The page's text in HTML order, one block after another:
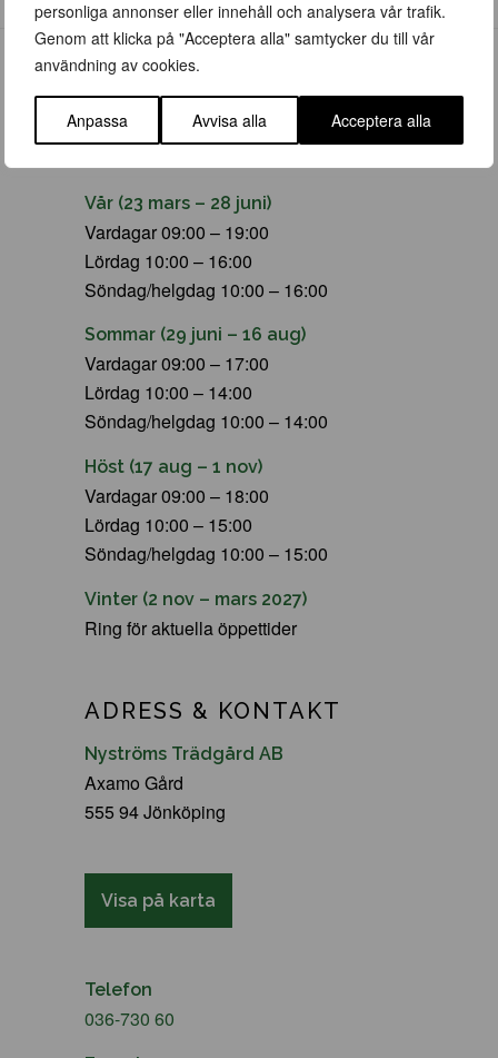
personliga annonser eller innehåll och analysera vår trafik.
Genom att klicka på "Acceptera alla" samtycker du till vår
användning av cookies.
Anpassa Avvisa alla Acceptera alla
Vår (23 mars – 28 juni)
Vardagar 09:00 – 19:00
Lördag 10:00 – 16:00
Söndag/helgdag 10:00 – 16:00
Sommar (29 juni – 16 aug)
Vardagar 09:00 – 17:00
Lördag 10:00 – 14:00
Söndag/helgdag 10:00 – 14:00
Höst (17 aug – 1 nov)
Vardagar 09:00 – 18:00
Lördag 10:00 – 15:00
Söndag/helgdag 10:00 – 15:00
Vinter (2 nov – mars 2027)
Ring för aktuella öppettider
ADRESS & KONTAKT
Nyströms Trädgård AB
Axamo Gård
555 94 Jönköping
Visa på karta
Telefon
036-730 60